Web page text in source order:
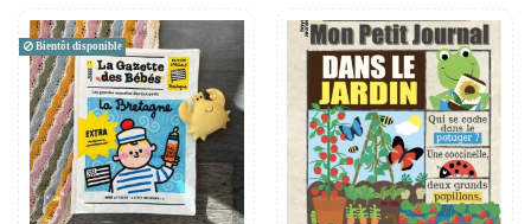
Bientôt disponible